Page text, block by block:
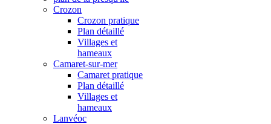
Crozon
Crozon pratique
Plan détaillé
Villages et
hameaux
Camaret-sur-mer
Camaret pratique
Plan détaillé
Villages et
hameaux
Lanvéoc